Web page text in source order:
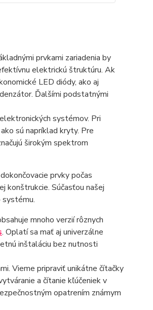
prvkami zariadenia by
elektrickú štruktúru. Ak
LED diódy, ako aj
Ďalšími podstatnými
systémov. Pri
sú napríklad kryty. Pre
širokým spektrom
prvky počas
konštrukcie. Súčasťou našej
systému.
mnoho verzií rôznych
. Oplatí sa mať aj univerzálne
inštaláciu bez nutnosti
Vieme pripraviť unikátne čítačky
a čítanie kľúčeniek v
opatrením známym